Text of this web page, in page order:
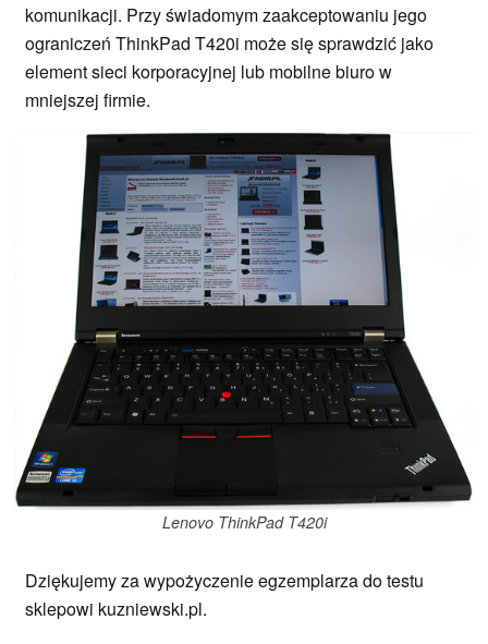
komunikacji. Przy świadomym zaakceptowaniu jego
ograniczeń ThinkPad T420i może się sprawdzić jako
element sieci korporacyjnej lub mobilne biuro w
mniejszej firmie.
Lenovo ThinkPad T420i
Dziękujemy za wypożyczenie egzemplarza do testu
sklepowi kuzniewski.pl.